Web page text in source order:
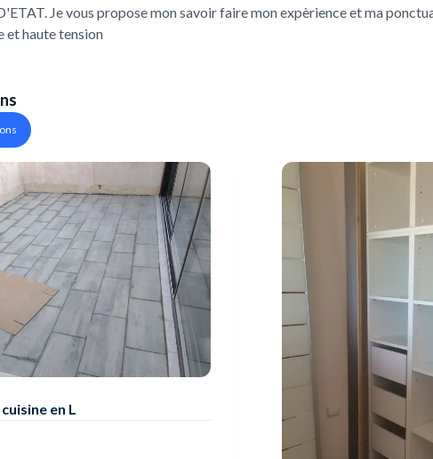
Je vous propose mon savoir faire mon expèrience et ma
et haute tension
en L